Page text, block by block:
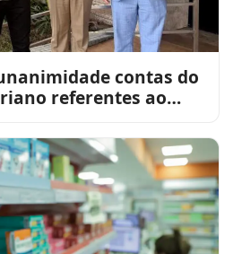
contas do
referentes ao